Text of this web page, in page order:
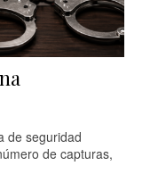
de seguridad
de capturas,